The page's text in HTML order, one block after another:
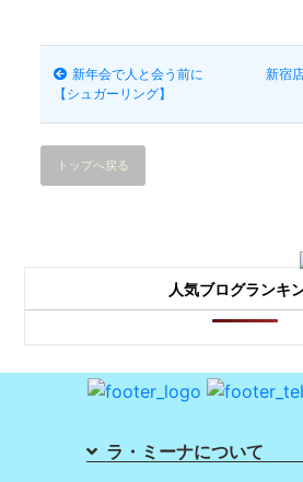
新年会で人と会う前に
【シュガーリング】
新宿
トップへ戻る
人気ブログランキ
ラ・ミーナについて